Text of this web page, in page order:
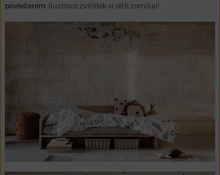
povlečením. Ilustrace zvířátek si děti zamilují!